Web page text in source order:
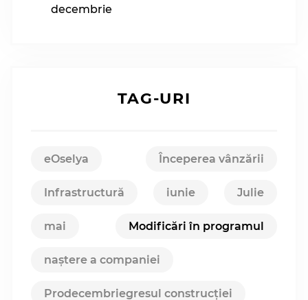
decembrie
TAG-URI
eOselya Începerea vânzării
Infrastructură iunie Julie
mai Modificări în programul
naștere a companiei
Prodecembriegresul construcției